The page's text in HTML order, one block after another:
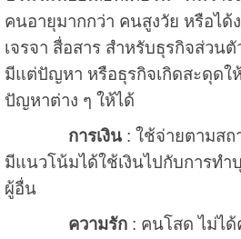
คนอายุมากกว่า คนสูงวัย หรือได้
เจรจา สื่อสาร สำหรับธุรกิจส่วน
มีแต่ปัญหา หรือธุรกิจเกิดสะดุดใ
ปัญหาต่าง ๆ ให้ได้
การเงิน: ใช้จ่ายตามสถ
มีแนวโน้มได้ใช้เงินไปกับการท
ผู้อื่น
ความรัก: คนโสด ไม่ได้